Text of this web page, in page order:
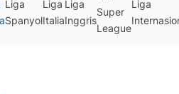
Liga
Spanyol
Liga
Italia
Liga
Inggris
Super
League
Liga